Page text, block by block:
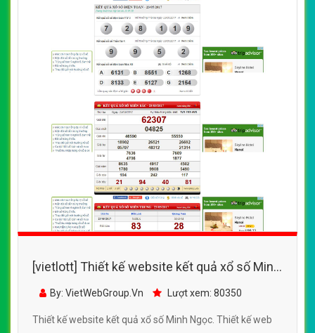
[vietlott] Thiết kế website kết quả xổ số Minh
Ngọc đẹp SEO nhanh hiệu quả
By: VietWebGroup.Vn Lượt xem: 80350
Thiết kế website kết quả xổ số Minh Ngọc. Thiết kế web